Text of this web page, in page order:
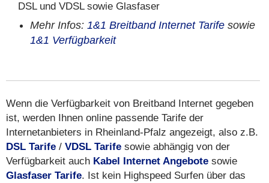
DSL und VDSL sowie Glasfaser
Mehr Infos: 1&1 Breitband Internet Tarife sowie
1&1 Verfügbarkeit
Wenn die Verfügbarkeit von Breitband Internet gegeben
ist, werden Ihnen online passende Tarife der
Internetanbieters in Rheinland-Pfalz angezeigt, also z.B.
DSL Tarife / VDSL Tarife sowie abhängig von der
Verfügbarkeit auch Kabel Internet Angebote sowie
Glasfaser Tarife. Ist kein Highspeed Surfen über das